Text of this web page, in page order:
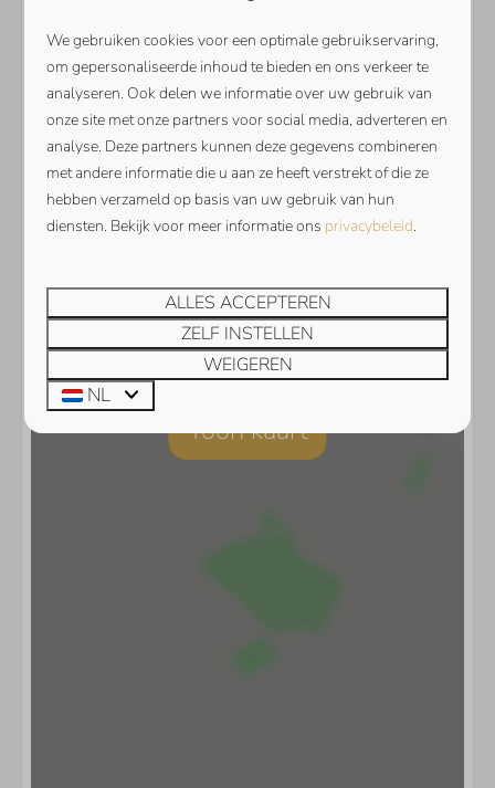
Toon kaart
We gebruiken cookies voor een optimale gebruikservaring,
om gepersonaliseerde inhoud te bieden en ons verkeer te
analyseren. Ook delen we informatie over uw gebruik van
onze site met onze partners voor social media, adverteren en
analyse. Deze partners kunnen deze gegevens combineren
met andere informatie die u aan ze heeft verstrekt of die ze
hebben verzameld op basis van uw gebruik van hun
diensten. Bekijk voor meer informatie ons privacybeleid.
ALLES ACCEPTEREN
ZELF INSTELLEN
WEIGEREN
NL